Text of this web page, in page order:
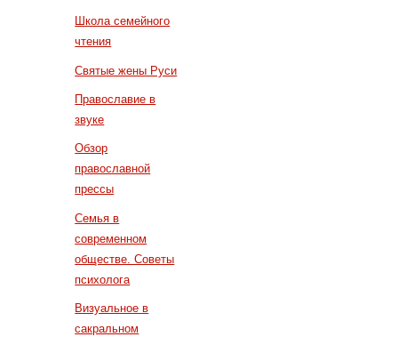
Школа семейного
чтения
Святые жены Руси
Православие в
звуке
Обзор
православной
прессы
Семья в
современном
обществе. Советы
психолога
Визуальное в
сакральном